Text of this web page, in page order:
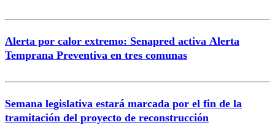
Alerta por calor extremo: Senapred activa Alerta
Temprana Preventiva en tres comunas
Semana legislativa estará marcada por el fin de la
tramitación del proyecto de reconstrucción